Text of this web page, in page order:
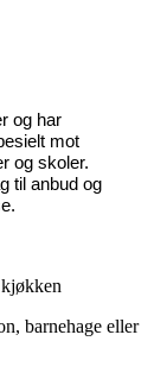
og har
mot
og skoler.
til anbud og
barnehage eller